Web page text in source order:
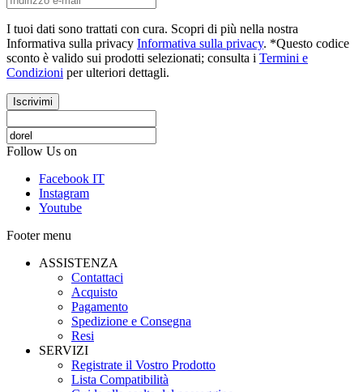
I tuoi dati sono trattati con cura. Scopri di più nella nostra
Informativa sulla privacy Informativa sulla privacy. *Questo codice
sconto è valido sui prodotti selezionati; consulta i Termini e
Condizioni per ulteriori dettagli.
Iscrivimi
Follow Us on
Facebook IT
Instagram
Youtube
Footer menu
ASSISTENZA
Contattaci
Acquisto
Pagamento
Spedizione e Consegna
Resi
SERVIZI
Registrate il Vostro Prodotto
Lista Compatibilità